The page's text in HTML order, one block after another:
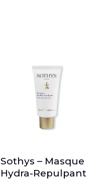
Sothys – Masque
Hydra-Repulpant